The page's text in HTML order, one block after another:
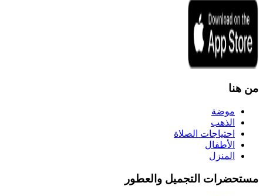
من هنا
موضة
الذهب
احتياجات الصلاة
الأطفال
المنزل
مستحضرات التجميل والعطور